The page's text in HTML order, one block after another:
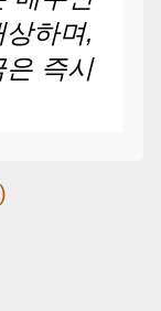
하며,
즉시